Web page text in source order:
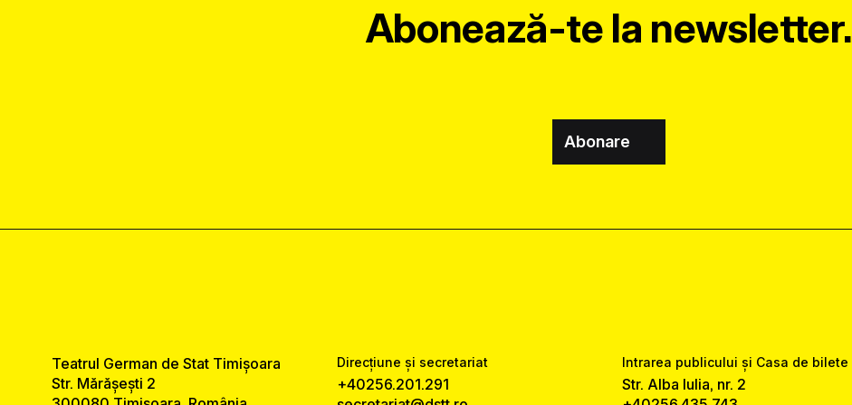
Abonează-te la newsletter.
Abonare
Teatrul German de Stat Timișoara
Str. Mărășești 2
Direcțiune și secretariat
+40256.201.291
Intrarea publicului și Casa de bilete
Str. Alba Iulia, nr. 2